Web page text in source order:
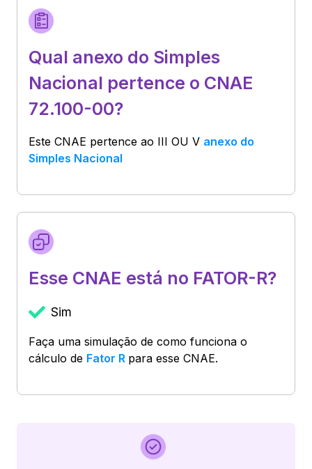
Qual anexo do Simples
Nacional pertence o CNAE
72.100-00?
Este CNAE pertence ao III OU V anexo do
Simples Nacional
Esse CNAE está no FATOR-R?
Sim
Faça uma simulação de como funciona o
cálculo de Fator R para esse CNAE.